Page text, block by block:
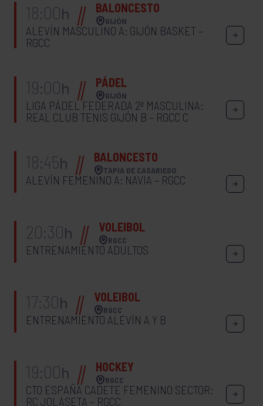
18:00h BALONCESTO
GIJÓN
ALEVÍN MASCULINO A: GIJÓN BASKET –
RGCC
19:00h PÁDEL
GIJÓN
LIGA PÁDEL FEDERADA 2ª MASCULINA:
REAL CLUB TENIS GIJÓN B – RGCC C
18:45h BALONCESTO
TAPIA DE CASARIEGO
ALEVÍN FEMENINO A: NAVIA – RGCC
20:30h VOLEIBOL
RGCC
ENTRENAMIENTO ADULTOS
17:30h VOLEIBOL
RGCC
ENTRENAMIENTO ALEVÍN A Y B
19:00h HOCKEY
RGCC
CTO ESPAÑA CADETE FEMENINO SECTOR:
RC JOLASETA – RGCC